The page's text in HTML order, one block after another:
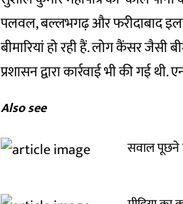
पलवल, बल्लभगढ़ और फरीदाबाद
बीमारियां हो रही हैं. लोग कैंसर जैसी
प्रशासन द्वारा कार्रवाई भी की गई
Also see
सवाल पूछने